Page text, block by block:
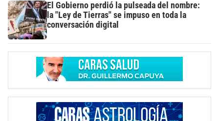
El Gobierno perdió la pulseada del nombre:
la "Ley de Tierras" se impuso en toda la
conversación digital